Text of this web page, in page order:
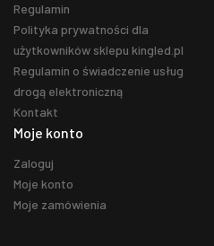
Regulamin
Polityka prywatności dla
użytkowników sklepu kingled.pl
Regulamin o świadczenie usług
drogą elektroniczną
Kontakt
Moje konto
Zaloguj
Moje konto
Moje zamówienia